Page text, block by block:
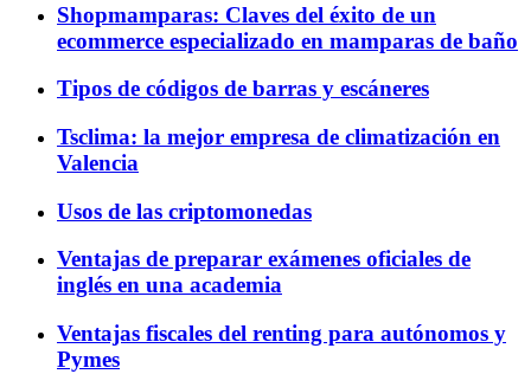
Shopmamparas: Claves del éxito de un
ecommerce especializado en mamparas de baño
Tipos de códigos de barras y escáneres
Tsclima: la mejor empresa de climatización en
Valencia
Usos de las criptomonedas
Ventajas de preparar exámenes oficiales de
inglés en una academia
Ventajas fiscales del renting para autónomos y
Pymes